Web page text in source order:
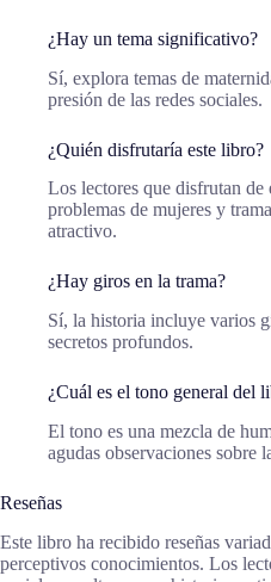
¿Hay un tema significativo?
Sí, explora temas de
presión de las redes sociales.
¿Quién disfrutaría este libro?
Los lectores que disfrutan
problemas de mujeres y
atractivo.
¿Hay giros en la trama?
Sí, la historia incluye varios
secretos profundos.
¿Cuál es el tono general del
El tono es una mezcla de
agudas observaciones sobre
Reseñas
Este libro ha recibido reseñas
perceptivos conocimientos. Los